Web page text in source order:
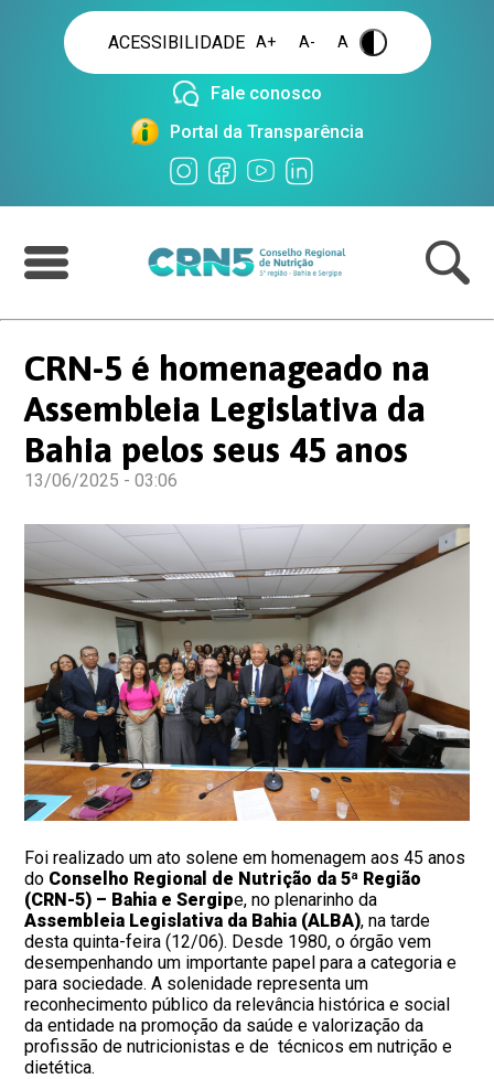
ACESSIBILIDADE A+ A- A .
Fale conosco
Portal da Transparência
CRN-5 é homenageado na
Assembleia Legislativa da
Bahia pelos seus 45 anos
13/06/2025 - 03:06
Foi realizado um ato solene em homenagem aos 45 anos
do Conselho Regional de Nutrição da 5ª Região
(CRN-5) – Bahia e Sergipe, no plenarinho da
Assembleia Legislativa da Bahia (ALBA), na tarde
desta quinta-feira (12/06). Desde 1980, o órgão vem
desempenhando um importante papel para a categoria e
para sociedade. A solenidade representa um
reconhecimento público da relevância histórica e social
da entidade na promoção da saúde e valorização da
profissão de nutricionistas e de técnicos em nutrição e
dietética.